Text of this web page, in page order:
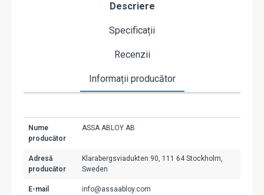
Descriere
Specificații
Recenzii
Informații producător
Nume
producător
ASSA ABLOY AB
Adresă
producător
Klarabergsviadukten 90, 111 64 Stockholm,
Sweden
E-mail
info@assaabloy.com